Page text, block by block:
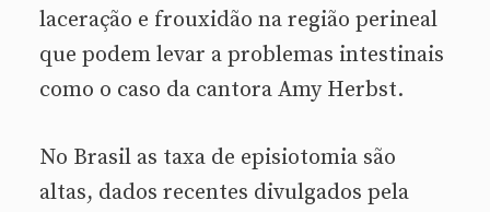
laceração e frouxidão na região perineal
que podem levar a problemas intestinais
como o caso da cantora Amy Herbst.
No Brasil as taxa de episiotomia são
altas, dados recentes divulgados pela